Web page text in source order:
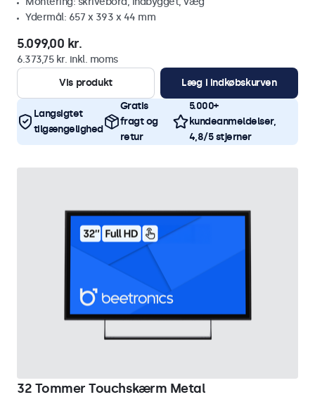
Ydermål: 657 x 393 x 44 mm
5.099,00 kr.
6.373,75 kr. inkl. moms
Vis produkt
Læg i indkøbskurven
Langsigtet
tilgængelighed
Gratis
fragt og
retur
5.000+
kundeanmeldelser,
4,8/5 stjerner
32 Tommer Touchskærm Metal